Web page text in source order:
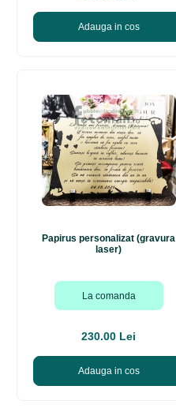
Adauga in cos
Papirus personalizat (gravura
laser)
La comanda
230.00 Lei
Adauga in cos